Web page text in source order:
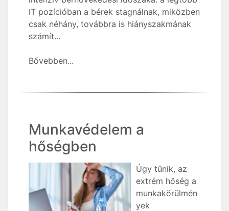
IT pozícióban a bérek stagnálnak, miközben
csak néhány, továbbra is hiányszakmának
számít...
Bővebben...
Munkavédelem a
hőségben
Úgy tűnik, az
extrém hőség a
munkakörülmén
yek